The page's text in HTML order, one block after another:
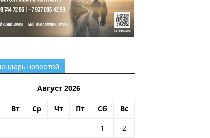
новостей
Август 2026
Вт Ср Чт Пт Сб Вс
1
2